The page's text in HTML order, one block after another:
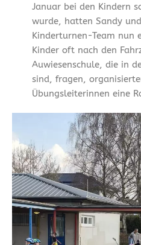
Januar bei den Kindern
wurde, hatten Sandy
Kinderturnen-Team nun
Kinder oft nach den
Auwiesenschule, die in
sind, fragen,
Übungsleiterinnen eine